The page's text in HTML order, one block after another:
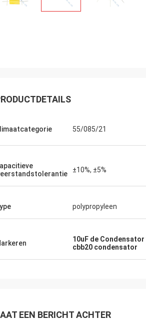
heeft indrukwekkende
en
en hoge productkwaliteit.“
55/085/21
±10%, ±5%
polypropyleen
10uF de
cbb20 condensator
EEN BERICHT ACHTER